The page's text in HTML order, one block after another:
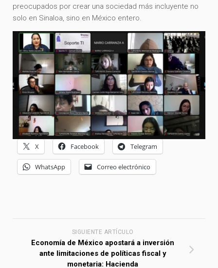
preocupados por crear una sociedad más incluyente no
solo en Sinaloa, sino en México entero.
X Facebook Telegram
WhatsApp Correo electrónico
SIGUIENTE ARTÍCULO
Economía de México apostará a inversión
ante limitaciones de políticas fiscal y
monetaria: Hacienda